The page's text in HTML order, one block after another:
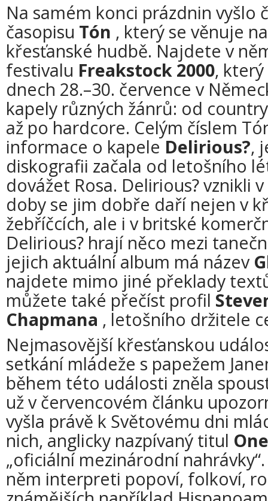
Na samém konci prázdnin vyšlo
časopisu Tón , který se věnuje
křesťanské hudbě. Najdete v
festivalu Freakstock 2000,
dnech 28.–30. července v
kapely různých žánrů: od
až po hardcore. Celým číslem
informace o kapeleDelirious?,
diskografii začala od letošního
dovážet Rosa. Delirious? vznikli
doby se jim dobře daří nejen v
žebříčcích, ale i v britské
Delirious? hrají něco mezi
jejich aktuální album má název
najdete mimo jiné překlady
můžete také přečíst profil
Chapmana , letošního držitele
Nejmasovější křesťanskou
setkání mládeže s papežem
během této události zněla
už v červencovém článku
vyšla právě k Světovému dni
nich, anglicky nazpívaný titul
„oficiální mezinárodní
něm interpreti popoví, folkoví,